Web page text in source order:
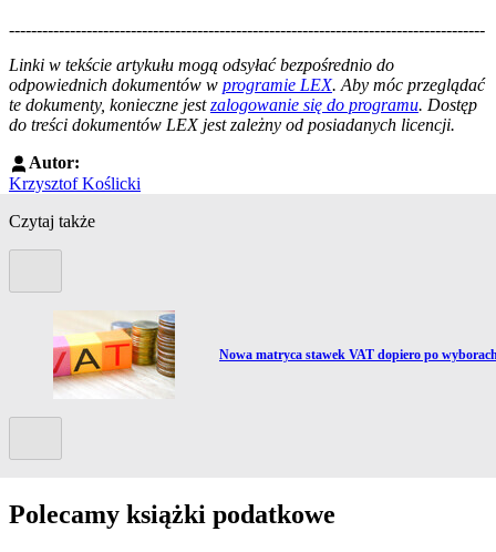
--------------------------------------------------------------------------------------
Linki w tekście artykułu mogą odsyłać bezpośrednio do
odpowiednich dokumentów w programie LEX. Aby móc przeglądać
te dokumenty, konieczne jestzalogowanie się do programu. Dostęp
do treści dokumentów LEX jest zależny od posiadanych licencji.
Autor:
Krzysztof Koślicki
Czytaj także
Przejdź do artykułu:
Nowa matryca stawek VAT dopiero po
Polecamy książki podatkowe